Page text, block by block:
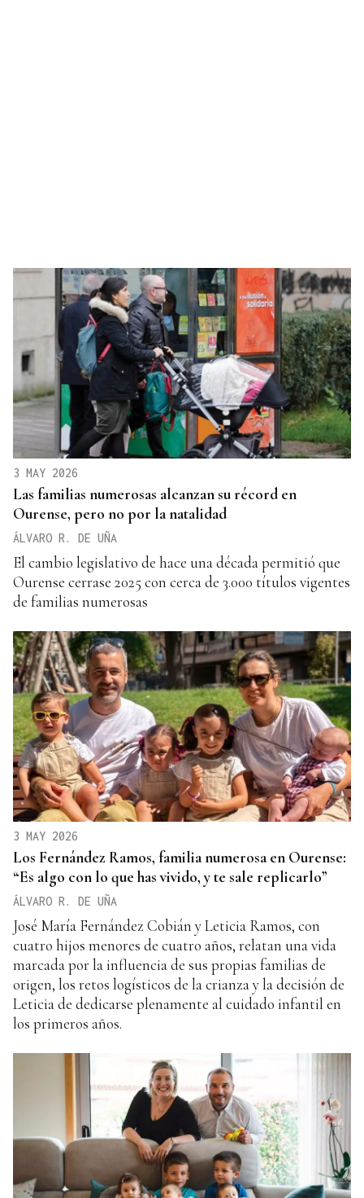
3 MAY 2026
Las familias numerosas alcanzan su récord en
Ourense, pero no por la natalidad
ÁLVARO R. DE UÑA
El cambio legislativo de hace una década permitió que
Ourense cerrase 2025 con cerca de 3.000 títulos vigentes
de familias numerosas
3 MAY 2026
Los Fernández Ramos, familia numerosa en Ourense:
“Es algo con lo que has vivido, y te sale replicarlo”
ÁLVARO R. DE UÑA
José María Fernández Cobián y Leticia Ramos, con
cuatro hijos menores de cuatro años, relatan una vida
marcada por la influencia de sus propias familias de
origen, los retos logísticos de la crianza y la decisión de
Leticia de dedicarse plenamente al cuidado infantil en
los primeros años.